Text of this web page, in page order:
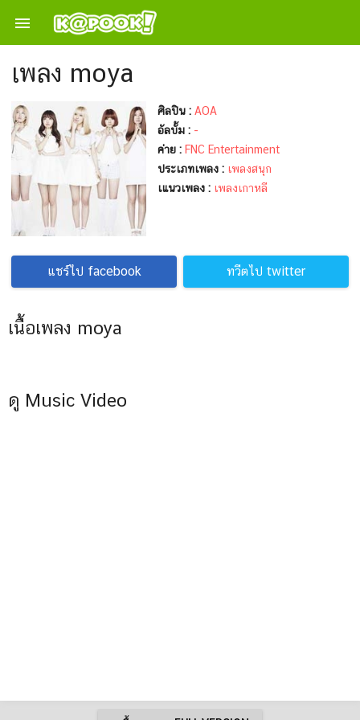

เพลง moya
ศิลปิน : AOA
อัลบั้ม : -
ค่าย : FNC Entertainment
ประเภทเพลง : เพลงสนุก
เแนวเพลง : เพลงเกาหลี
แชร์ไป facebook ทวีตไป twitter
เนื้อเพลง moya
ดู Music Video